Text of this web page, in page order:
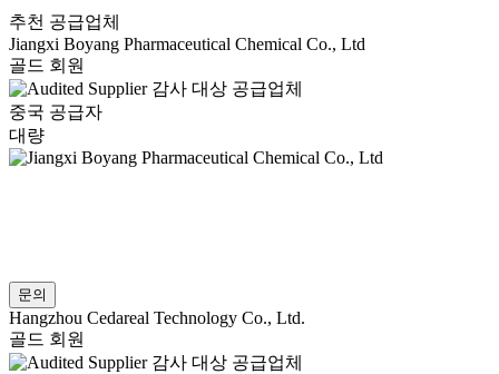
추천 공급업체
Jiangxi Boyang Pharmaceutical Chemical Co., Ltd
골드 회원
감사 대상 공급업체
중국 공급자
대량
문의
Hangzhou Cedareal Technology Co., Ltd.
골드 회원
감사 대상 공급업체